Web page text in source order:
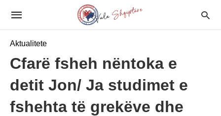
Aktualitete
Cfarë fsheh nëntoka e
detit Jon/ Ja studimet e
fshehta të grekëve dhe